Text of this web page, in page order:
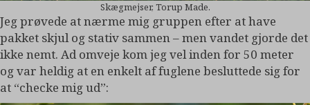
Skægmejser, Torup Made.
Jeg prøvede at nærme mig gruppen efter at have
pakket skjul og stativ sammen – men vandet gjorde det
ikke nemt. Ad omveje kom jeg vel inden for 50 meter
og var heldig at en enkelt af fuglene besluttede sig for
at “checke mig ud”: